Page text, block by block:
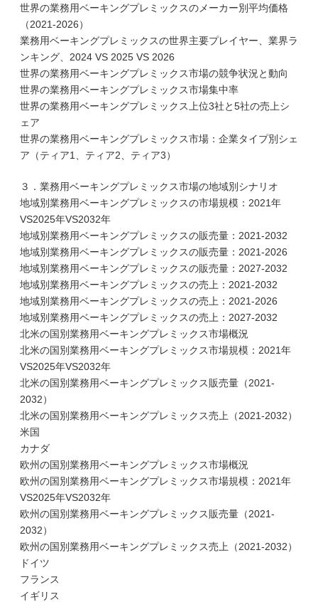
世界の業務用ベーキングプレミックスのメーカー別平均価格
（2021-2026）
業務用ベーキングプレミックスの世界主要プレイヤー、業界ラ
ンキング、2024 VS 2025 VS 2026
世界の業務用ベーキングプレミックス市場の競争状況と動向
世界の業務用ベーキングプレミックス市場集中率
世界の業務用ベーキングプレミックス上位3社と5社の売上シ
ェア
世界の業務用ベーキングプレミックス市場：企業タイプ別シェ
ア（ティア1、ティア2、ティア3）
３．業務用ベーキングプレミックス市場の地域別シナリオ
地域別業務用ベーキングプレミックスの市場規模：2021年
VS2025年VS2032年
地域別業務用ベーキングプレミックスの販売量：2021-2032
地域別業務用ベーキングプレミックスの販売量：2021-2026
地域別業務用ベーキングプレミックスの販売量：2027-2032
地域別業務用ベーキングプレミックスの売上：2021-2032
地域別業務用ベーキングプレミックスの売上：2021-2026
地域別業務用ベーキングプレミックスの売上：2027-2032
北米の国別業務用ベーキングプレミックス市場概況
北米の国別業務用ベーキングプレミックス市場規模：2021年
VS2025年VS2032年
北米の国別業務用ベーキングプレミックス販売量（2021-
2032）
北米の国別業務用ベーキングプレミックス売上（2021-2032）
米国
カナダ
欧州の国別業務用ベーキングプレミックス市場概況
欧州の国別業務用ベーキングプレミックス市場規模：2021年
VS2025年VS2032年
欧州の国別業務用ベーキングプレミックス販売量（2021-
2032）
欧州の国別業務用ベーキングプレミックス売上（2021-2032）
ドイツ
フランス
イギリス